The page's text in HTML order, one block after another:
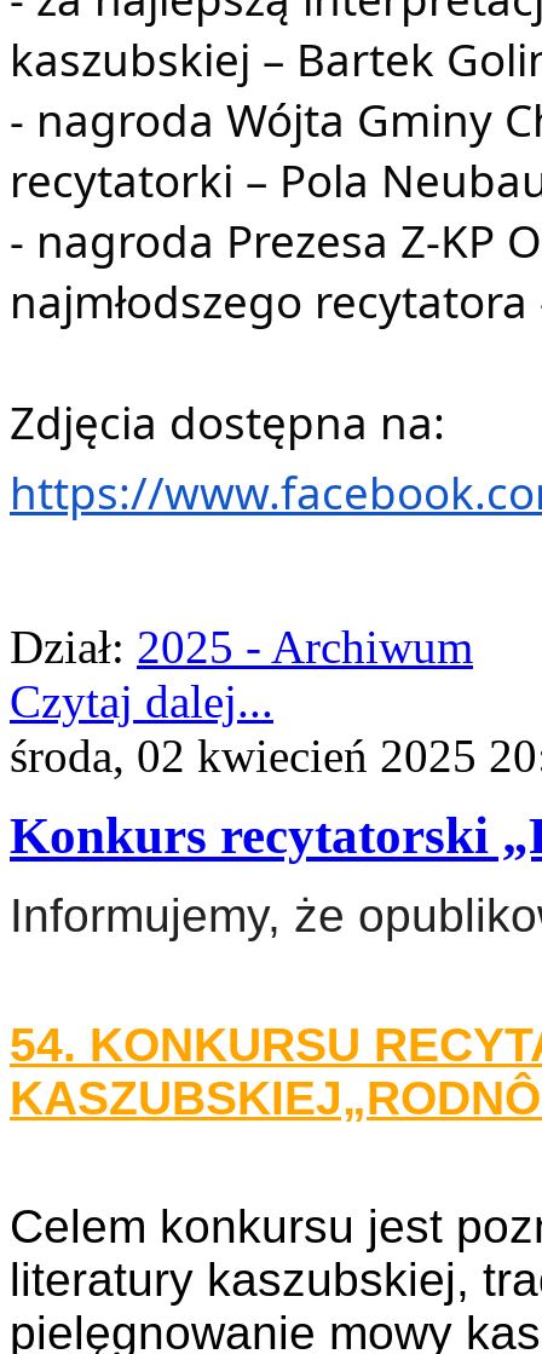
kaszubskiej – Bartek
- nagroda Wójta Gminy
recytatorki – Pola
- nagroda Prezesa Z-KP
najmłodszego recytatora
Zdjęcia dostępna na:
https://
Dział: 2025 - Archiwum
Czytaj dalej...
środa, 02 kwiecień 2025
Konkurs recytatorski
Informujemy, że
54. KONKURSU
Celem konkursu jest
literatury kaszubskiej,
pielęgnowanie mowy